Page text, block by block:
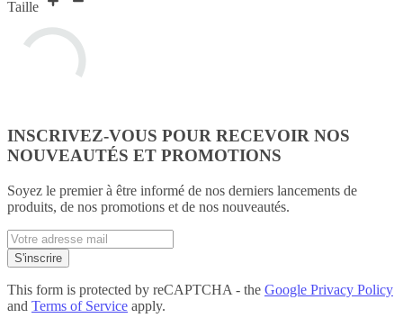
Taille
INSCRIVEZ-VOUS POUR RECEVOIR NOS
NOUVEAUTÉS ET PROMOTIONS
Soyez le premier à être informé de nos derniers lancements de
produits, de nos promotions et de nos nouveautés.
Enter
email
address
S'inscrire
This form is protected by reCAPTCHA - the Google Privacy Policy
and Terms of Service apply.